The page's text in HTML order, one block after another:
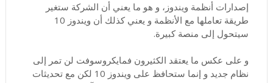
إصدارات أنظمة ويندوز، و هو ما يعني أن الشركة ستغير
طريقة تعاملها مع الأنظمة و يعني كذلك أن ويندوز 10
سيتحول إلى منصة كبيرة.
و على عكس ما يعتقد الكثيرون فمايكروسوفت لن تمر إلى
نظام جديد و إنما ستحافظ على ويندوز 10 لكن مع تحديثات